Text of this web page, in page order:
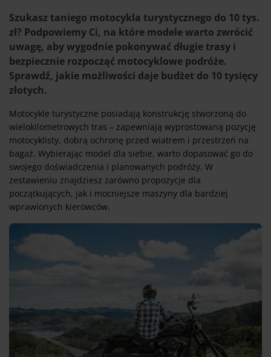
Szukasz taniego motocykla turystycznego do 10 tys.
zł? Podpowiemy Ci, na które modele warto zwrócić
uwagę, aby wygodnie pokonywać długie trasy i
bezpiecznie rozpocząć motocyklowe podróże.
Sprawdź, jakie możliwości daje budżet do 10 tysięcy
złotych.
Motocykle turystyczne posiadają konstrukcję stworzoną do
wielokilometrowych tras – zapewniają wyprostowaną pozycję
motocyklisty, dobrą ochronę przed wiatrem i przestrzeń na
bagaż. Wybierając model dla siebie, warto dopasować go do
swojego doświadczenia i planowanych podróży. W
zestawieniu znajdziesz zarówno propozycje dla
początkujących, jak i mocniejsze maszyny dla bardziej
wprawionych kierowców.